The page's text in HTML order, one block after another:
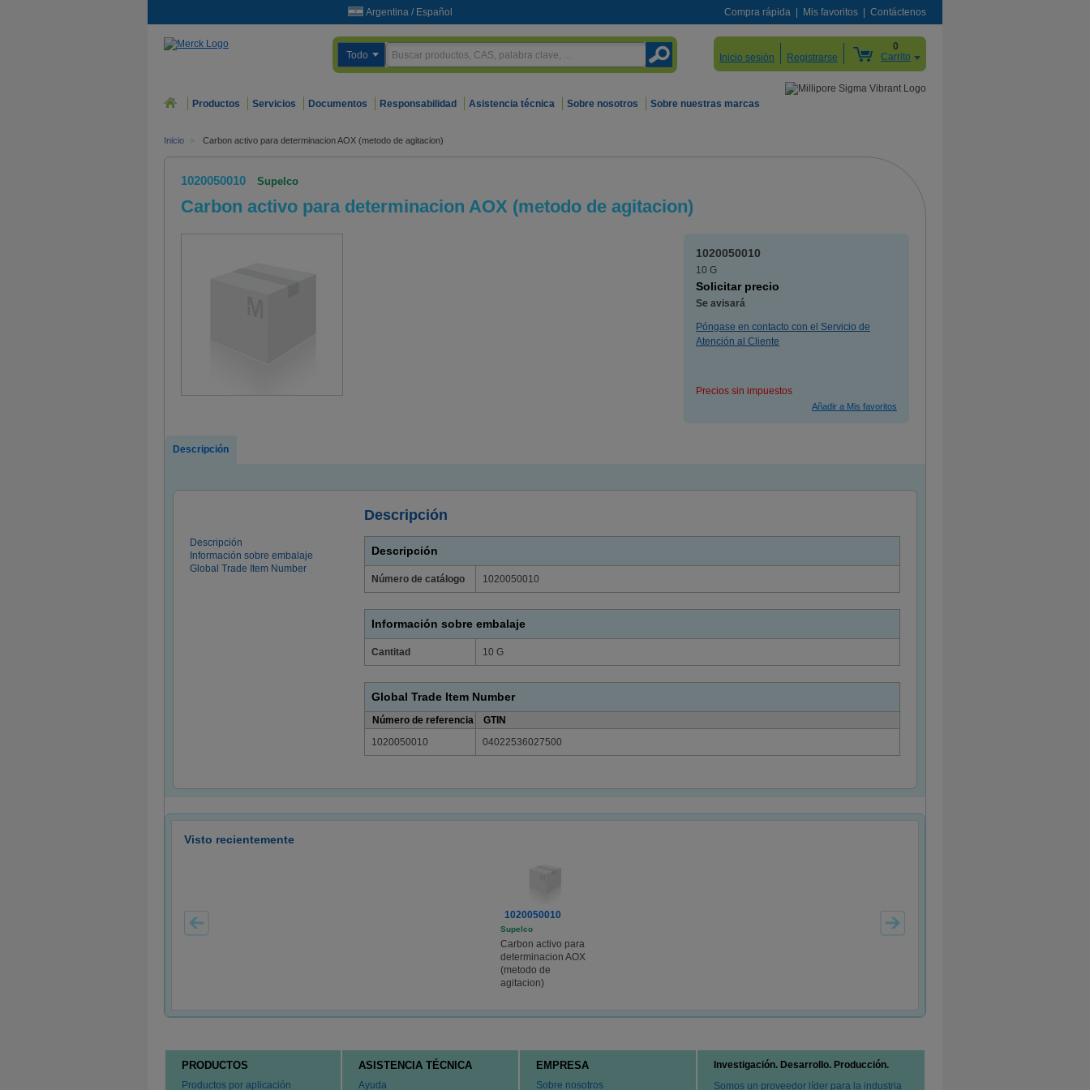
Argentina / Español Compra rápida Mis favoritos Contáctenos
Todo Inicio sesión Registrarse
0
Carrito
Productos Servicios Documentos Responsabilidad Asistencia técnica Sobre nosotros Sobre nuestras marcas
Inicio > Carbon activo para determinacion AOX (metodo de agitacion)
1020050010 Supelco
Carbon activo para determinacion AOX (metodo de agitacion)
1020050010
10 G
Solicitar precio
Se avisará
Póngase en contacto con el Servicio de
Atención al Cliente
Precios sin impuestos
Descripción
Descripción
Descripción
Información sobre embalaje
Global Trade Item Number
Descripción
Número de catálogo 1020050010
Información sobre embalaje
Cantitad 10 G
Global Trade Item Number
Número de referencia
GTIN
1020050010
04022536027500
Visto recientemente
1020050010
Supelco
Carbon activo para
determinacion AOX
(metodo de
agitacion)
PRODUCTOS
Productos por aplicación
ASISTENCIA TÉCNICA
Ayuda
EMPRESA
Sobre nosotros
Investigación. Desarrollo. Producción.
Somos un proveedor líder para la industria